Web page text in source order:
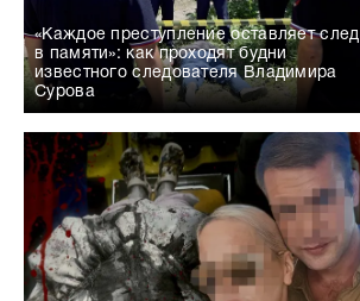
«Каждое преступление оставляет след
в памяти»: как проходят будни
известного следователя Владимира
Сурова